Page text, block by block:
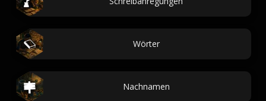
Wörter
Nachnamen